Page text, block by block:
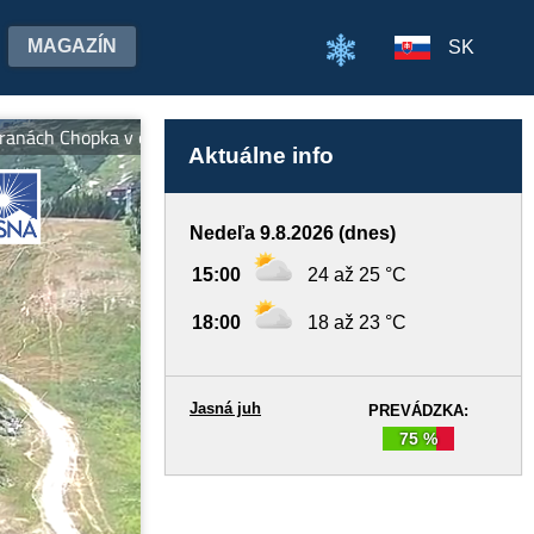
MAGAZÍN SK
v cene jedného lístka! SLIDE PARK a BIKE PARK sú
Aktuálne info
Nedeľa 9.8.2026 (dnes)
15:00 24 až 25 °C
18:00 18 až 23 °C
PREVÁDZKA:
75 %
Jasná juh